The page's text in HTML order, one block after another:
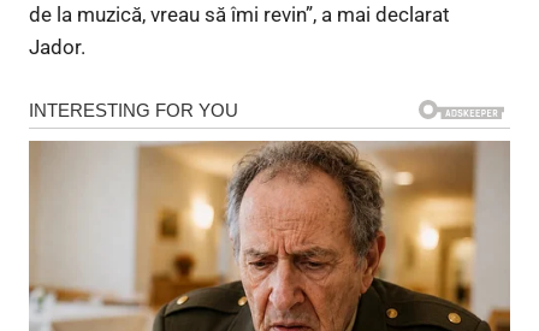
de la muzică, vreau să îmi revin”, a mai declarat
Jador.